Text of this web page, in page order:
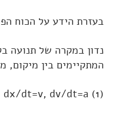
בעזרת הידע על הכוח
נדון במקרה של תנועה
המתקיימים בין מיקום,
(1) dx/dt=v, dv/dt=a